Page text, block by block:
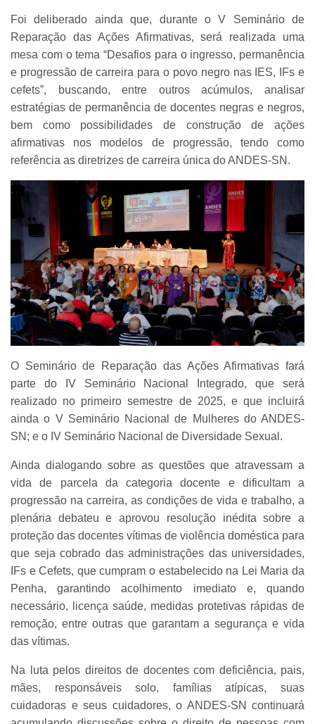
Foi deliberado ainda que, durante o V Seminário de
Reparação das Ações Afirmativas, será realizada uma
mesa com o tema “Desafios para o ingresso, permanência
e progressão de carreira para o povo negro nas IES, IFs e
cefets”, buscando, entre outros acúmulos, analisar
estratégias de permanência de docentes negras e negros,
bem como possibilidades de construção de ações
afirmativas nos modelos de progressão, tendo como
referência as diretrizes de carreira única do ANDES-SN.
O Seminário de Reparação das Ações Afirmativas fará
parte do IV Seminário Nacional Integrado, que será
realizado no primeiro semestre de 2025, e que incluirá
ainda o V Seminário Nacional de Mulheres do ANDES-
SN; e o IV Seminário Nacional de Diversidade Sexual.
Ainda dialogando sobre as questões que atravessam a
vida de parcela da categoria docente e dificultam a
progressão na carreira, as condições de vida e trabalho, a
plenária debateu e aprovou resolução inédita sobre a
proteção das docentes vítimas de violência doméstica para
que seja cobrado das administrações das universidades,
IFs e Cefets, que cumpram o estabelecido na Lei Maria da
Penha, garantindo acolhimento imediato e, quando
necessário, licença saúde, medidas protetivas rápidas de
remoção, entre outras que garantam a segurança e vida
das vítimas.
Na luta pelos direitos de docentes com deficiência, pais,
mães, responsáveis solo, famílias atípicas, suas
cuidadoras e seus cuidadores, o ANDES-SN continuará